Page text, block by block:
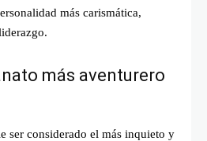
más carismática,
más aventurero
ser considerado el más inquieto y